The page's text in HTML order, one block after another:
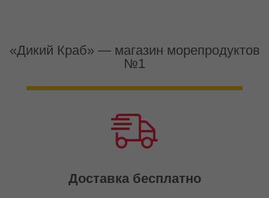
«Дикий Краб» — магазин морепродуктов
№1
Доставка бесплатно